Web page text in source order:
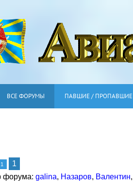
ВСЕ ФОРУМЫ ПАВШИЕ / ПРОПАВШИЕ
1
1
форума: galina, Назаров, Валентин,